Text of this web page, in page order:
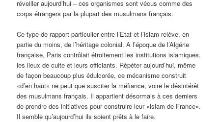
réveiller aujourd’hui – ces organismes sont vécus comme des
corps étrangers par la plupart des musulmans français.
Ce type de rapport particulier entre l’Etat et l’islam relève, en
partie du moins, de l’héritage colonial. A l’époque de l’Algérie
française, Paris contrôlait étroitement les institutions islamiques,
les lieux de culte et leurs officiants. Répéter aujourd’hui, même
de façon beaucoup plus édulcorée, ce mécanisme construit
«d’en haut» ne peut que susciter la méfiance, voire le désintérêt
des musulmans français. Il appartient désormais à ces derniers
de prendre des initiatives pour construire leur «islam de France».
Il semble qu’aujourd’hui ils soient prêts à le faire.